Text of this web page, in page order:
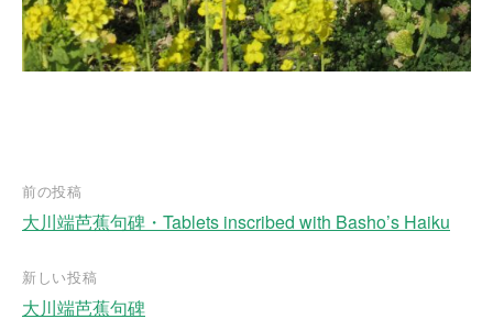
稿
ナ
前の投稿
大川端芭蕉句碑・Tablets inscribed with Basho’s Haiku
新しい投稿
大川端芭蕉句碑